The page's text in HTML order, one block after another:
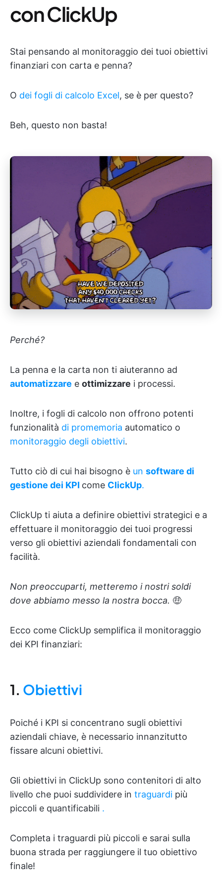
con ClickUp
Stai pensando al monitoraggio dei tuoi obiettivi
finanziari con carta e penna?
O dei fogli di calcolo Excel, se è per questo?
Beh, questo non basta!
Perché?
La penna e la carta non ti aiuteranno ad
automatizzare e ottimizzare i processi.
Inoltre, i fogli di calcolo non offrono potenti
funzionalità di promemoria automatico o
monitoraggio degli obiettivi.
Tutto ciò di cui hai bisogno è un software di
gestione dei KPI come ClickUp.
ClickUp ti aiuta a definire obiettivi strategici e a
effettuare il monitoraggio dei tuoi progressi
verso gli obiettivi aziendali fondamentali con
facilità.
Non preoccuparti, metteremo i nostri soldi
dove abbiamo messo la nostra bocca. 🤑
Ecco come ClickUp semplifica il monitoraggio
dei KPI finanziari:
1. Obiettivi
Poiché i KPI si concentrano sugli obiettivi
aziendali chiave, è necessario innanzitutto
fissare alcuni obiettivi.
Gli obiettivi in ClickUp sono contenitori di alto
livello che puoi suddividere in traguardi più
piccoli e quantificabili .
Completa i traguardi più piccoli e sarai sulla
buona strada per raggiungere il tuo obiettivo
finale!